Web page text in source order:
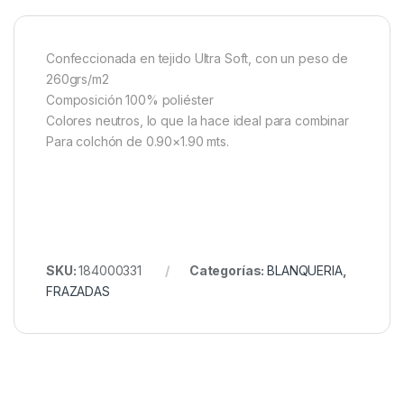
Confeccionada en tejido Ultra Soft, con un peso de
260grs/m2
Composición 100% poliéster
Colores neutros, lo que la hace ideal para combinar
Para colchón de 0.90×1.90 mts.
SKU:184000331 Categorías:BLANQUERIA,
FRAZADAS